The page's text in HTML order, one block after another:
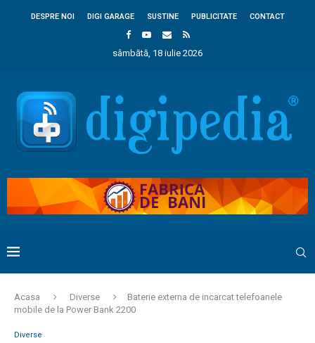
DESPRE NOI DIGI GARAGE SUSTINE PUBLICITATE CONTACT
sâmbătă, 18 iulie 2026
Acasa Diverse
Baterie externa de incarcat telefoanele
mobile de la Power Bank 2200
Diverse